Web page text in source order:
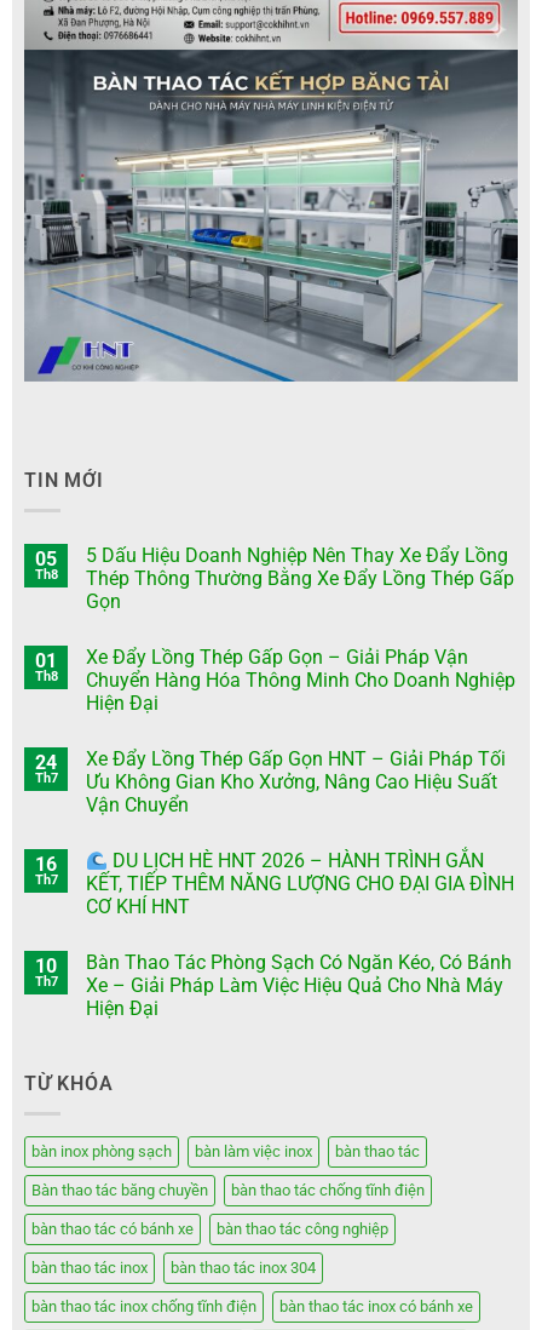
TIN MỚI
05
Th8
5 Dấu Hiệu Doanh Nghiệp Nên Thay Xe Đẩy Lồng
Thép Thông Thường Bằng Xe Đẩy Lồng Thép Gấp
Gọn
01
Th8
Xe Đẩy Lồng Thép Gấp Gọn – Giải Pháp Vận
Chuyển Hàng Hóa Thông Minh Cho Doanh Nghiệp
Hiện Đại
24
Th7
Xe Đẩy Lồng Thép Gấp Gọn HNT – Giải Pháp Tối
Ưu Không Gian Kho Xưởng, Nâng Cao Hiệu Suất
Vận Chuyển
16
Th7
DU LỊCH HÈ HNT 2026 – HÀNH TRÌNH GẮN
KẾT, TIẾP THÊM NĂNG LƯỢNG CHO ĐẠI GIA ĐÌNH
CƠ KHÍ HNT
10
Th7
Bàn Thao Tác Phòng Sạch Có Ngăn Kéo, Có Bánh
Xe – Giải Pháp Làm Việc Hiệu Quả Cho Nhà Máy
Hiện Đại
TỪ KHÓA
bàn inox phòng sạch bàn làm việc inox bàn thao tác
Bàn thao tác băng chuyền bàn thao tác chống tĩnh điện
bàn thao tác có bánh xe bàn thao tác công nghiệp
bàn thao tác inox bàn thao tác inox 304
bàn thao tác inox chống tĩnh điện bàn thao tác inox có bánh xe